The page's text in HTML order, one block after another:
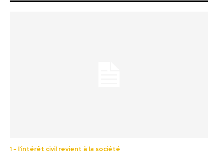
1 - l'intérêt civil revient à la société